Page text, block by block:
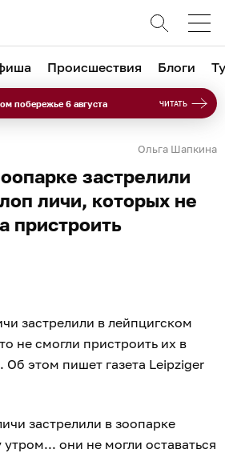
Происшествия Блоги
побережье 6 августа ЧИТАТЬ
Ольга Шапкина
застрелили
личи, которых не
пристроить
застрелили в лейпцигском
не смогли пристроить их в
Об этом пишет газета Leipziger
застрелили в зоопарке
они не могли оставаться